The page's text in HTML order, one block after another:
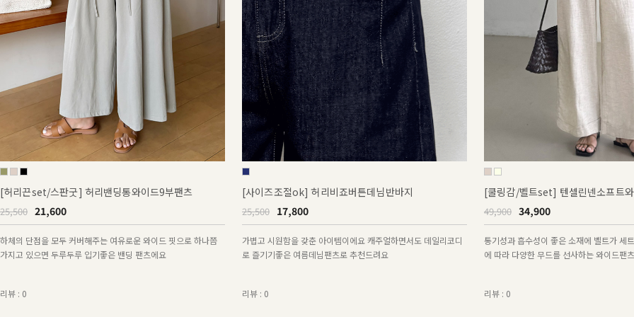
[허리끈set/스판굿] 허리밴딩통와이드9부팬츠
25,500 21,600
하체의 단점을 모두 커버해주는 여유로운 와이드 핏으로 하나쯤
가지고 있으면 두루두루 입기좋은 밴딩 팬츠에요
리뷰 : 0
[사이즈조절ok] 허리비죠버튼데님반바지
25,500 17,800
가볍고 시원함을 갖춘 아이템이에요 캐주얼하면서도 데일리코디
로 즐기기좋은 여름데님팬츠로 추천드려요
리뷰 : 0
[쿨링감/벨트set] 텐셀린넨소프트
49,900 34,900
통기성과 흡수성이 좋은 소재에 벨트가 세
에 따라 다양한 무드를 선사하는 와이드팬
리뷰 : 0